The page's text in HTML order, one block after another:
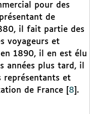
pour des
de
il fait partie des
voyageurs et
1890, il en est élu
années plus tard, il
représentants et
de France
8 .